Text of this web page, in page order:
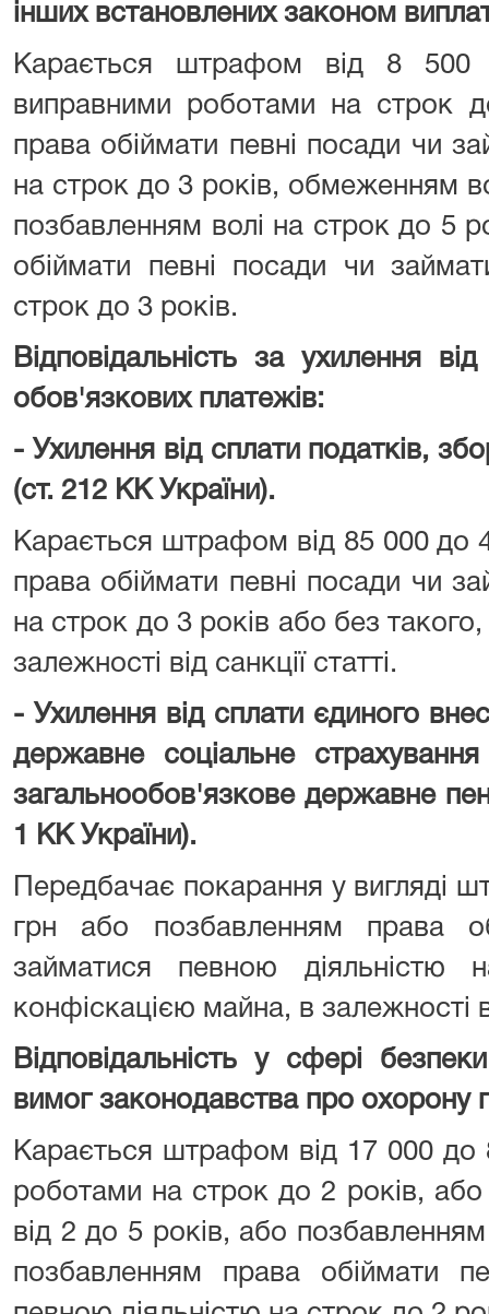
інших встановлених законом
Карається штрафом від 8
виправними роботами на строк
права обіймати певні посади чи
на строк до 3 років, обмеженням
позбавленням волі на строк до 5
обіймати певні посади чи
строк до 3 років.
Відповідальність за ухилення
обов'язкових платежів:
- Ухилення від сплати податків,
(ст. 212 КК України).
Карається штрафом від 85 000 до
права обіймати певні посади чи
на строк до 3 років або без
залежності від санкції статті.
- Ухилення від сплати єдиного
державне соціальне
загальнообов'язкове державне
1 КК України).
Передбачає покарання у вигляді
грн або позбавленням права
займатися певною
конфіскацією майна, в залежності
Відповідальність у сфері
вимог законодавства про охорону
Карається штрафом від 17 000 до
роботами на строк до 2 років,
від 2 до 5 років, або
позбавленням права обіймати